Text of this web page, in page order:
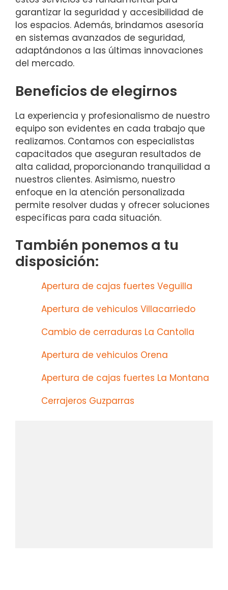
garantizar la seguridad y accesibilidad de
los espacios. Además, brindamos asesoría
en sistemas avanzados de seguridad,
adaptándonos a las últimas innovaciones
del mercado.
Beneficios de elegirnos
La experiencia y profesionalismo de nuestro
equipo son evidentes en cada trabajo que
realizamos. Contamos con especialistas
capacitados que aseguran resultados de
alta calidad, proporcionando tranquilidad a
nuestros clientes. Asimismo, nuestro
enfoque en la atención personalizada
permite resolver dudas y ofrecer soluciones
específicas para cada situación.
También ponemos a tu
disposición:
Apertura de cajas fuertes Veguilla
Apertura de vehiculos Villacarriedo
Cambio de cerraduras La Cantolla
Apertura de vehiculos Orena
Apertura de cajas fuertes La Montana
Cerrajeros Guzparras